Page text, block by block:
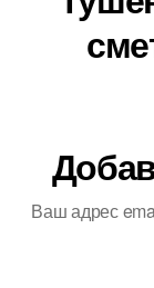
Ваш адрес